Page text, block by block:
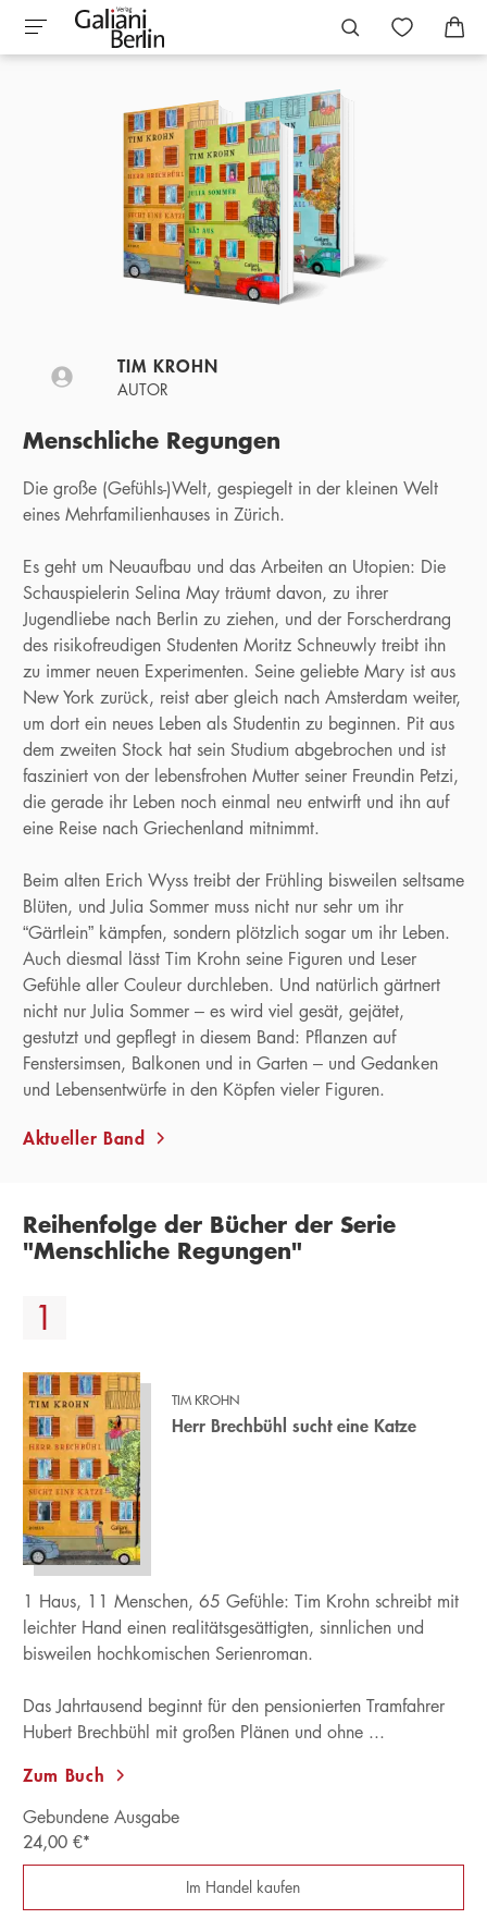
TIM KROHN
AUTOR
Menschliche Regungen
Die große (Gefühls-)Welt, gespiegelt in der kleinen Welt
eines Mehrfamilienhauses in Zürich.
Es geht um Neuaufbau und das Arbeiten an Utopien: Die
Schauspielerin Selina May träumt davon, zu ihrer
Jugendliebe nach Berlin zu ziehen, und der Forscherdrang
des risikofreudigen Studenten Moritz Schneuwly treibt ihn
zu immer neuen Experimenten. Seine geliebte Mary ist aus
New York zurück, reist aber gleich nach Amsterdam weiter,
um dort ein neues Leben als Studentin zu beginnen. Pit aus
dem zweiten Stock hat sein Studium abgebrochen und ist
fasziniert von der lebensfrohen Mutter seiner Freundin Petzi,
die gerade ihr Leben noch einmal neu entwirft und ihn auf
eine Reise nach Griechenland mitnimmt.
Beim alten Erich Wyss treibt der Frühling bisweilen seltsame
Blüten, und Julia Sommer muss nicht nur sehr um ihr
“Gärtlein” kämpfen, sondern plötzlich sogar um ihr Leben.
Auch diesmal lässt Tim Krohn seine Figuren und Leser
Gefühle aller Couleur durchleben. Und natürlich gärtnert
nicht nur Julia Sommer – es wird viel gesät, gejätet,
gestutzt und gepflegt in diesem Band: Pflanzen auf
Fenstersimsen, Balkonen und in Garten – und Gedanken
und Lebensentwürfe in den Köpfen vieler Figuren.
Aktueller Band
Reihenfolge der Bücher der Serie
"Menschliche Regungen"
TIM KROHN
Herr Brechbühl sucht eine Katze
1 Haus, 11 Menschen, 65 Gefühle: Tim Krohn schreibt mit
leichter Hand einen realitätsgesättigten, sinnlichen und
bisweilen hochkomischen Serienroman.
Das Jahrtausend beginnt für den pensionierten Tramfahrer
Hubert Brechbühl mit großen Plänen und ohne ...
Zum Buch
Gebundene Ausgabe
24,00 €*
Im Handel kaufen